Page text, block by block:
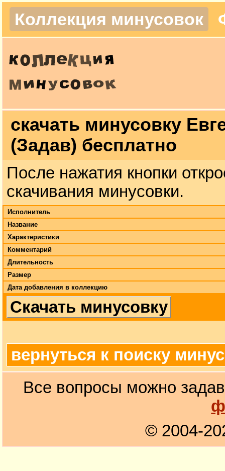
Коллекция минусовок
скачать минусовку
(Задав) бесплатно
После нажатия кнопки
скачивания минусовки.
Исполнитель
Название
Характеристики
Комментарий
Длительность
Размер
Дата добавления в коллекцию
Скачать минусовку
вернуться к поиску
Все вопросы можно
© 2004-